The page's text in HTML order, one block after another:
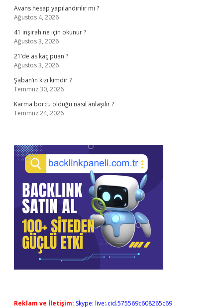
Avans hesap yapılandırılır mı ?
Ağustos 4, 2026
41 inşirah ne için okunur ?
Ağustos 3, 2026
21’de as kaç puan ?
Ağustos 3, 2026
Şaban’ın kızı kimdir ?
Temmuz 30, 2026
Karma borcu olduğu nasıl anlaşılır ?
Temmuz 24, 2026
Reklam ve İletişim: Skype: live:.cid.575569c608265c69